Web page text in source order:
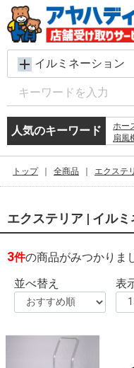
イルミネーション
人気のキーワード ホー
扇風
犬
トップ 全商品 エクステ
エクステリア | イル
3件の商品がみつかりま
並べ替え
表